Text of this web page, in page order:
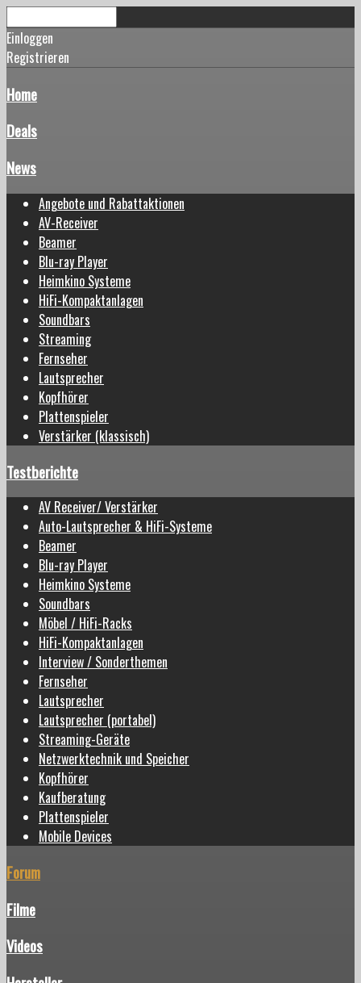
Einloggen
Registrieren
Home
Deals
News
Angebote und Rabattaktionen
AV-Receiver
Beamer
Blu-ray Player
Heimkino Systeme
HiFi-Kompaktanlagen
Soundbars
Streaming
Fernseher
Lautsprecher
Kopfhörer
Plattenspieler
Verstärker (klassisch)
Testberichte
AV Receiver/ Verstärker
Auto-Lautsprecher & HiFi-Systeme
Beamer
Blu-ray Player
Heimkino Systeme
Soundbars
Möbel / HiFi-Racks
HiFi-Kompaktanlagen
Interview / Sonderthemen
Fernseher
Lautsprecher
Lautsprecher (portabel)
Streaming-Geräte
Netzwerktechnik und Speicher
Kopfhörer
Kaufberatung
Plattenspieler
Mobile Devices
Forum
Filme
Videos